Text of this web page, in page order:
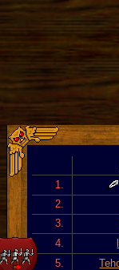
1.
2.
3.
4.
5.